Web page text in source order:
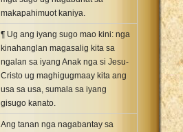
makapahimuot kaniya.
¶ Ug ang iyang sugo mao kini: nga
kinahanglan magasalig kita sa
ngalan sa iyang Anak nga si Jesu-
Cristo ug maghigugmaay kita ang
usa sa usa, sumala sa iyang
gisugo kanato.
Ang tanan nga nagabantay sa